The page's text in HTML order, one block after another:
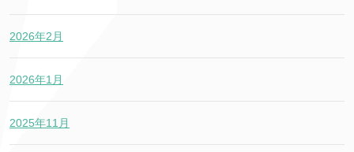
2026年2月
2026年1月
2025年11月